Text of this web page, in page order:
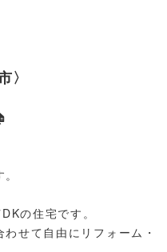
〉
の住宅です。
せて自由にリフォーム・